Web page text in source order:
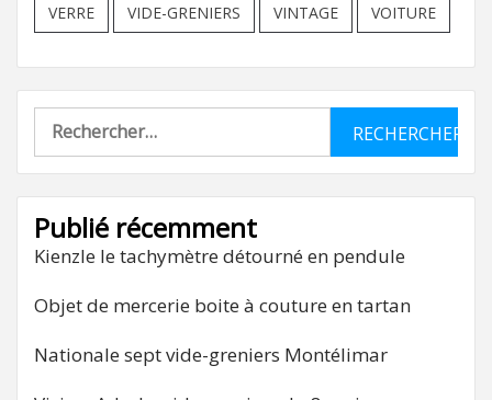
VERRE VIDE-GRENIERS VINTAGE VOITURE
Rechercher :
Publié récemment
Kienzle le tachymètre détourné en pendule
Objet de mercerie boite à couture en tartan
Nationale sept vide-greniers Montélimar